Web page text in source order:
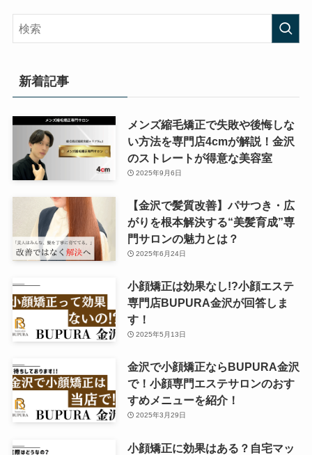
新着記事
メンズ縮毛矯正で失敗や後悔しな
い方法を専門店4cmが解説！金沢
のストレートが得意な美容室
2025年9月6日
【金沢で髪質改善】パサつき・広
がりを根本解決する“美髪育成”専
門サロンの魅力とは？
2025年6月24日
小顔矯正は効果なし!?小顔エステ
専門店BUPURA金沢が回答しま
す！
2025年5月13日
金沢で小顔矯正ならBUPURA金沢
で！小顔専門エステサロンのおす
すめメニューを紹介！
2025年3月29日
小顔矯正に効果はある？自宅マッ